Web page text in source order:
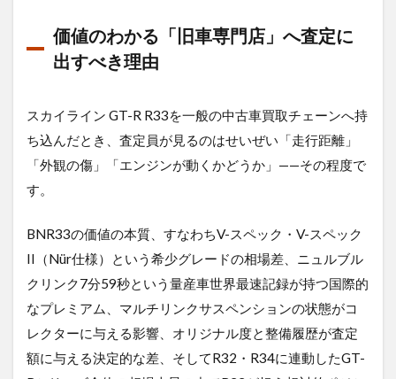
価値のわかる「旧車専門店」へ査定に
出すべき理由
スカイライン GT-R R33を一般の中古車買取チェーンへ持
ち込んだとき、査定員が見るのはせいぜい「走行距離」
「外観の傷」「エンジンが動くかどうか」——その程度で
す。
BNR33の価値の本質、すなわちV-スペック・V-スペック
II（Nür仕様）という希少グレードの相場差、ニュルブル
クリンク7分59秒という量産車世界最速記録が持つ国際的
なプレミアム、マルチリンクサスペンションの状態がコ
レクターに与える影響、オリジナル度と整備履歴が査定
額に与える決定的な差、そしてR32・R34に連動したGT-